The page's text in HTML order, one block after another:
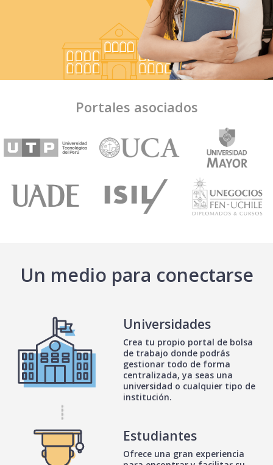
Portales asociados
Un medio para conectarse
Universidades
Crea tu propio portal de bolsa
de trabajo donde podrás
gestionar todo de forma
centralizada, ya seas una
universidad o cualquier tipo de
institución.
Estudiantes
Ofrece una gran experiencia